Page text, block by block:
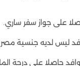
على جواز سفر ساري.
ليس لديه جنسية
حاصلا على درجة